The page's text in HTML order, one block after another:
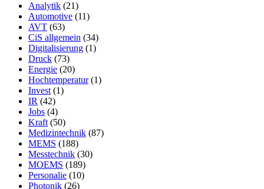
Analytik (21)
Automotive (11)
AVT (63)
CiS allgemein (34)
Digitalisierung (1)
Druck (73)
Energie (20)
Hochtemperatur(1)
Invest (1)
IR (42)
Jobs (4)
Kraft (50)
Medizintechnik (87)
MEMS (188)
Messtechnik (30)
MOEMS (189)
Personalie (10)
Photonik (26)